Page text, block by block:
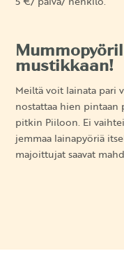
mustikkaan!
Meiltä voit lainata pari
nostattaa hien pintaan
pitkin Piiloon. Ei
jemmaa lainapyöriä
majoittujat saavat